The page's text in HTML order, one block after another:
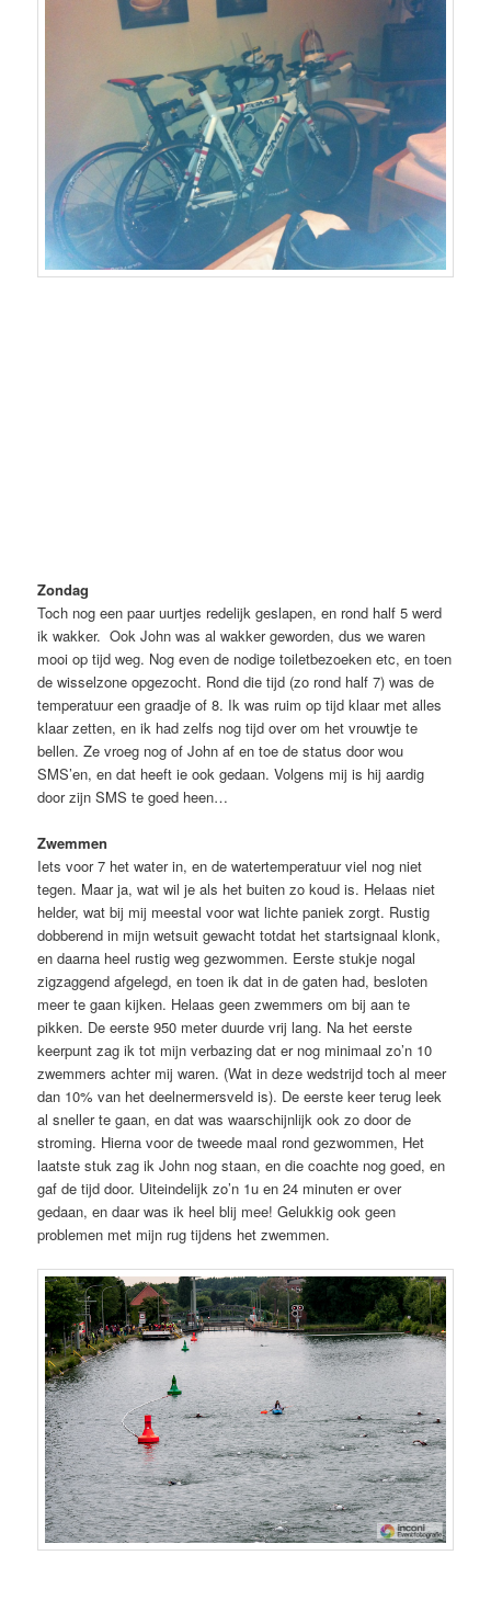
Zondag
Toch nog een paar uurtjes redelijk geslapen, en rond half 5 werd
ik wakker. Ook John was al wakker geworden, dus we waren
mooi op tijd weg. Nog even de nodige toiletbezoeken etc, en toen
de wisselzone opgezocht. Rond die tijd (zo rond half 7) was de
temperatuur een graadje of 8. Ik was ruim op tijd klaar met alles
klaar zetten, en ik had zelfs nog tijd over om het vrouwtje te
bellen. Ze vroeg nog of John af en toe de status door wou
SMS’en, en dat heeft ie ook gedaan. Volgens mij is hij aardig
door zijn SMS te goed heen…
Zwemmen
Iets voor 7 het water in, en de watertemperatuur viel nog niet
tegen. Maar ja, wat wil je als het buiten zo koud is. Helaas niet
helder, wat bij mij meestal voor wat lichte paniek zorgt. Rustig
dobberend in mijn wetsuit gewacht totdat het startsignaal klonk,
en daarna heel rustig weg gezwommen. Eerste stukje nogal
zigzaggend afgelegd, en toen ik dat in de gaten had, besloten
meer te gaan kijken. Helaas geen zwemmers om bij aan te
pikken. De eerste 950 meter duurde vrij lang. Na het eerste
keerpunt zag ik tot mijn verbazing dat er nog minimaal zo’n 10
zwemmers achter mij waren. (Wat in deze wedstrijd toch al meer
dan 10% van het deelnermersveld is). De eerste keer terug leek
al sneller te gaan, en dat was waarschijnlijk ook zo door de
stroming. Hierna voor de tweede maal rond gezwommen, Het
laatste stuk zag ik John nog staan, en die coachte nog goed, en
gaf de tijd door. Uiteindelijk zo’n 1u en 24 minuten er over
gedaan, en daar was ik heel blij mee! Gelukkig ook geen
problemen met mijn rug tijdens het zwemmen.